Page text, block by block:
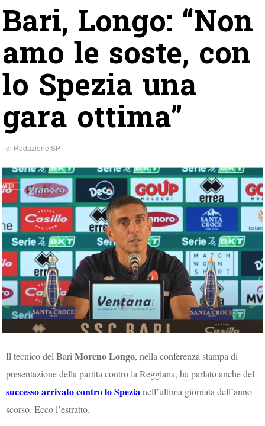
Bari, Longo: “Non
amo le soste, con
lo Spezia una
gara ottima”
di Redazione SP
Il tecnico del BariMoreno Longo, nella conferenza stampa di
presentazione della partita contro la Reggiana, ha parlato anche del
successo arrivato contro lo Spezianell’ultima giornata dell’anno
scorso. Ecco l’estratto.